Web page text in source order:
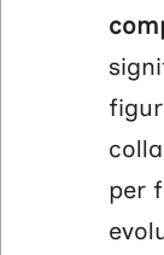
per